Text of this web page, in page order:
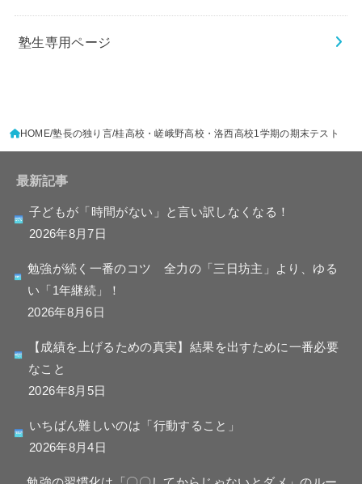
塾生専用ページ
HOME 塾長の独り言 桂高校・嵯峨野高校・洛西高校1学期の期末テスト
最新記事
子どもが「時間がない」と言い訳しなくなる！
2026年8月7日
勉強が続く一番のコツ 全力の「三日坊主」より、ゆる
い「1年継続」！
2026年8月6日
【成績を上げるための真実】結果を出すために一番必要
なこと
2026年8月5日
いちばん難しいのは「行動すること」
2026年8月4日